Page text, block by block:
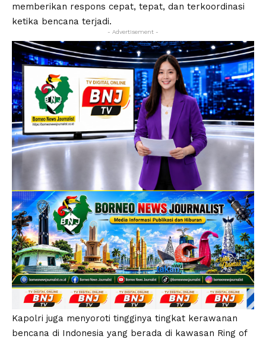
memberikan respons cepat, tepat, dan terkoordinasi
ketika bencana terjadi.
- Advertisement -
Kapolri juga menyoroti tingginya tingkat kerawanan
bencana di Indonesia yang berada di kawasan Ring of